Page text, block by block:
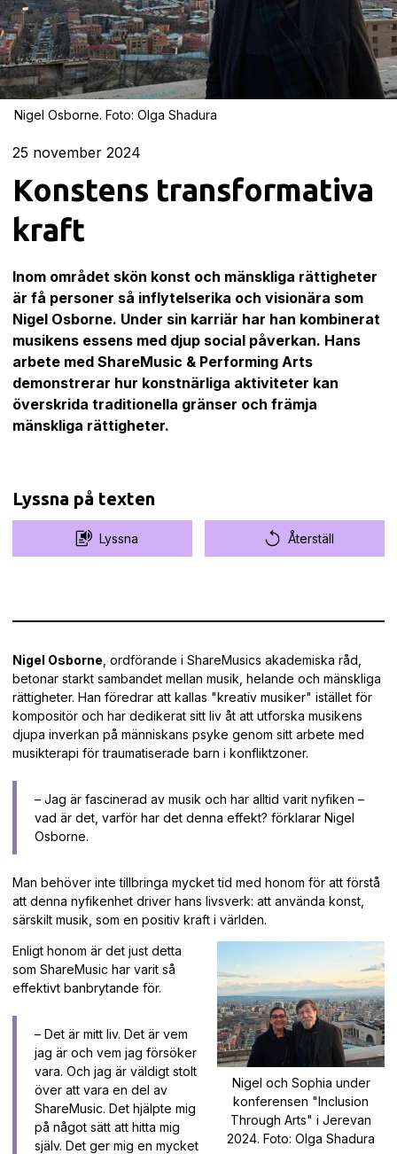
Nigel Osborne. Foto: Olga Shadura
25 november 2024
Konstens transformativa
kraft
Inom området skön konst och mänskliga rättigheter
är få personer så inflytelserika och visionära som
Nigel Osborne. Under sin karriär har han kombinerat
musikens essens med djup social påverkan. Hans
arbete med ShareMusic & Performing Arts
demonstrerar hur konstnärliga aktiviteter kan
överskrida traditionella gränser och främja
mänskliga rättigheter.
Lyssna på texten
Lyssna Återställ
Nigel Osborne , ordförande i ShareMusics akademiska råd,
betonar starkt sambandet mellan musik, helande och mänskliga
rättigheter. Han föredrar att kallas "kreativ musiker" istället för
kompositör och har dedikerat sitt liv åt att utforska musikens
djupa inverkan på människans psyke genom sitt arbete med
musikterapi för traumatiserade barn i konfliktzoner.
– Jag är fascinerad av musik och har alltid varit nyfiken –
vad är det, varför har det denna effekt? förklarar Nigel
Osborne.
Man behöver inte tillbringa mycket tid med honom för att förstå
att denna nyfikenhet driver hans livsverk: att använda konst,
särskilt musik, som en positiv kraft i världen.
Nigel och Sophia under
konferensen "Inclusion
Through Arts" i Jerevan
2024. Foto: Olga Shadura
Enligt honom är det just detta
som ShareMusic har varit så
effektivt banbrytande för.
– Det är mitt liv. Det är vem
jag är och vem jag försöker
vara. Och jag är väldigt stolt
över att vara en del av
ShareMusic. Det hjälpte mig
på något sätt att hitta mig
själv. Det ger mig en mycket